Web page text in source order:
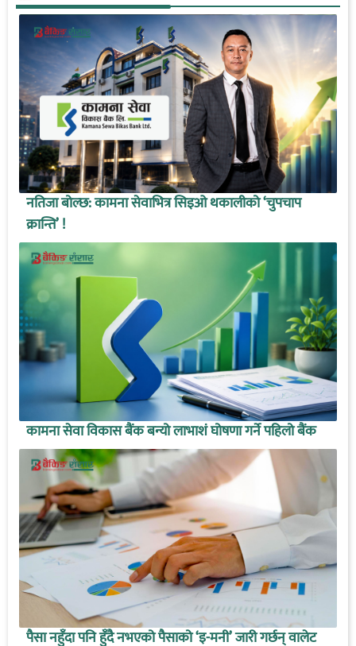
नतिजा बोल्छ: कामना सेवाभित्र सिइओ थकालीको ‘चुपचाप
क्रान्ति’ !
कामना सेवा विकास बैंक बन्यो लाभाशं घोषणा गर्ने पहिलो बैंक
पैसा नहुँदा पनि हुँदै नभएको पैसाको ‘इ-मनी’ जारी गर्छन् वालेट